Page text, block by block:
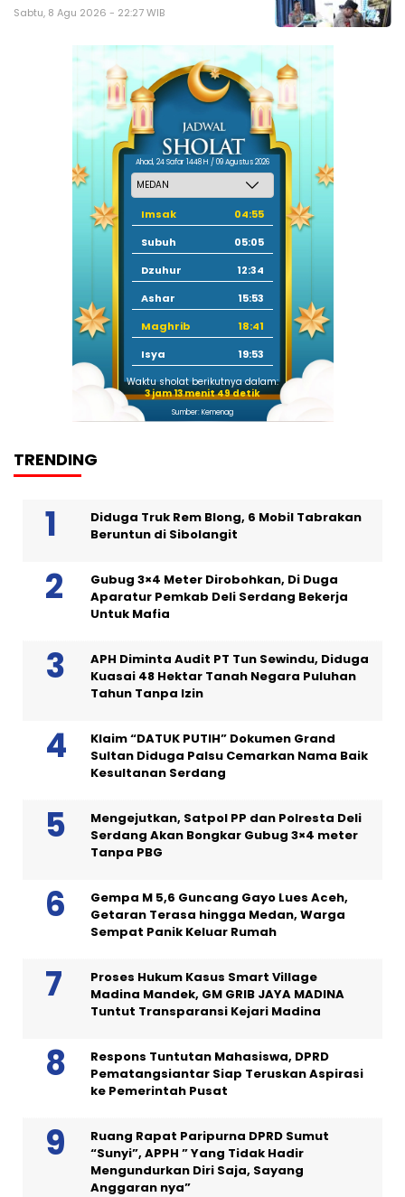
Sabtu, 8 Agu 2026 - 22:27 WIB
Ahad, 24 Safar 1448 H / 09 Agustus 2026
Imsak
04:55
Subuh
05:05
Dzuhur
12:34
Ashar
15:53
Maghrib
18:41
Isya
19:53
Waktu sholat berikutnya dalam:
3 jam 13 menit 48 detik
Sumber: Kemenag
TRENDING
Diduga Truk Rem Blong, 6 Mobil Tabrakan
Beruntun di Sibolangit
Gubug 3×4 Meter Dirobohkan, Di Duga
Aparatur Pemkab Deli Serdang Bekerja
Untuk Mafia
APH Diminta Audit PT Tun Sewindu, Diduga
Kuasai 48 Hektar Tanah Negara Puluhan
Tahun Tanpa Izin
Klaim “DATUK PUTIH” Dokumen Grand
Sultan Diduga Palsu Cemarkan Nama Baik
Kesultanan Serdang
Mengejutkan, Satpol PP dan Polresta Deli
Serdang Akan Bongkar Gubug 3×4 meter
Tanpa PBG
Gempa M 5,6 Guncang Gayo Lues Aceh,
Getaran Terasa hingga Medan, Warga
Sempat Panik Keluar Rumah
Proses Hukum Kasus Smart Village
Madina Mandek, GM GRIB JAYA MADINA
Tuntut Transparansi Kejari Madina
Respons Tuntutan Mahasiswa, DPRD
Pematangsiantar Siap Teruskan Aspirasi
ke Pemerintah Pusat
Ruang Rapat Paripurna DPRD Sumut
“Sunyi”, APPH ” Yang Tidak Hadir
Mengundurkan Diri Saja, Sayang
Anggaran nya”